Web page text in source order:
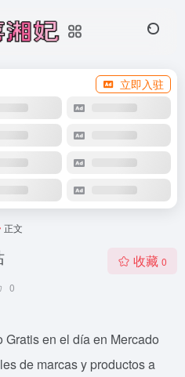
立即入驻
正文
0
收藏 0
en el día en Mercado
de marcas y productos a